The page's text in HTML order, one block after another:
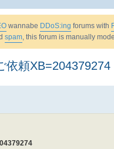
wannabe DDoS:ing forums with
spam, this forum is manually
依頼XB=204379274